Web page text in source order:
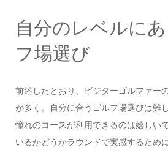
自分のレベルに
フ場選び
前述したとおり、ビジターゴルファー
が多く、自分に合うゴルフ場選びは難
憧れのコースが利用できるのは嬉しい
いるかどうかラウンドで実感するため